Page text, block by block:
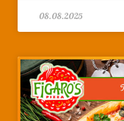
08.08.2025